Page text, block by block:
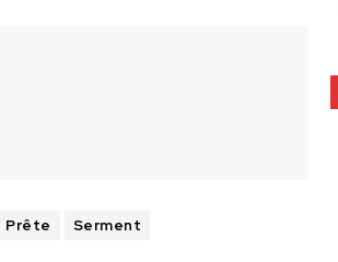
Prête Serment